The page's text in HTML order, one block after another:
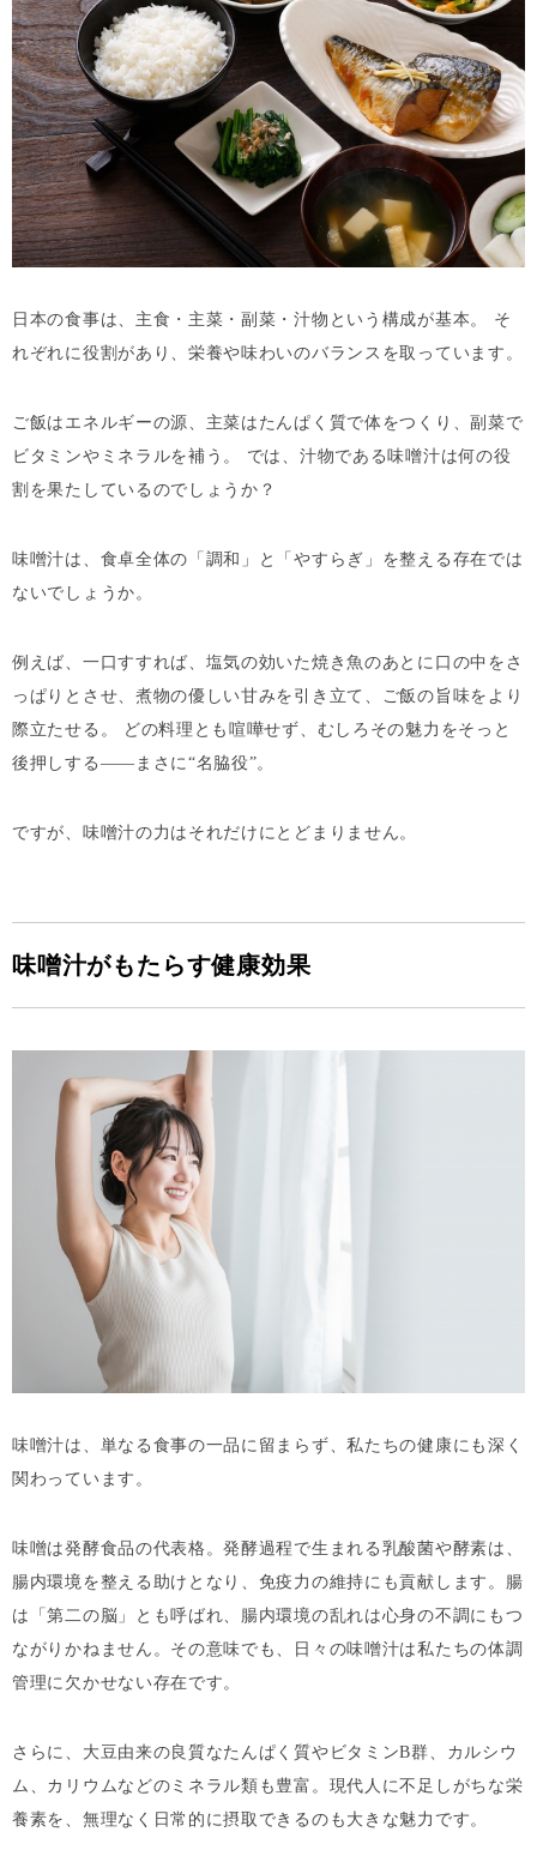
日本の食事は、主食・主菜・副菜・汁物という構成が基本。 そ
れぞれに役割があり、栄養や味わいのバランスを取っています。
ご飯はエネルギーの源、主菜はたんぱく質で体をつくり、副菜で
ビタミンやミネラルを補う。 では、汁物である味噌汁は何の役
割を果たしているのでしょうか？
味噌汁は、食卓全体の「調和」と「やすらぎ」を整える存在では
ないでしょうか。
例えば、一口すすれば、塩気の効いた焼き魚のあとに口の中をさ
っぱりとさせ、煮物の優しい甘みを引き立て、ご飯の旨味をより
際立たせる。 どの料理とも喧嘩せず、むしろその魅力をそっと
後押しする——まさに“名脇役”。
ですが、味噌汁の力はそれだけにとどまりません。
味噌汁がもたらす健康効果
味噌汁は、単なる食事の一品に留まらず、私たちの健康にも深く
関わっています。
味噌は発酵食品の代表格。発酵過程で生まれる乳酸菌や酵素は、
腸内環境を整える助けとなり、免疫力の維持にも貢献します。腸
は「第二の脳」とも呼ばれ、腸内環境の乱れは心身の不調にもつ
ながりかねません。その意味でも、日々の味噌汁は私たちの体調
管理に欠かせない存在です。
さらに、大豆由来の良質なたんぱく質やビタミンB群、カルシウ
ム、カリウムなどのミネラル類も豊富。現代人に不足しがちな栄
養素を、無理なく日常的に摂取できるのも大きな魅力です。